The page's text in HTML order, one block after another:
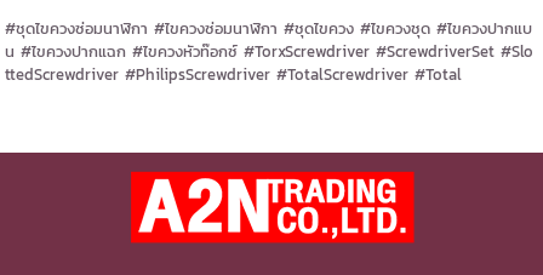
#ชุดไขควงซ่อมนาฬิกา #ไขควงซ่อมนาฬิกา #ชุดไขควง #ไขควงชุด #ไขควงปากแบ
น #ไขควงปากแฉก #ไขควงหัวท๊อกซ์ #TorxScrewdriver #ScrewdriverSet #Slo
ttedScrewdriver #PhilipsScrewdriver #TotalScrewdriver #Total